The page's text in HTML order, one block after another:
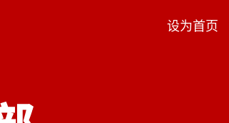
设为首页